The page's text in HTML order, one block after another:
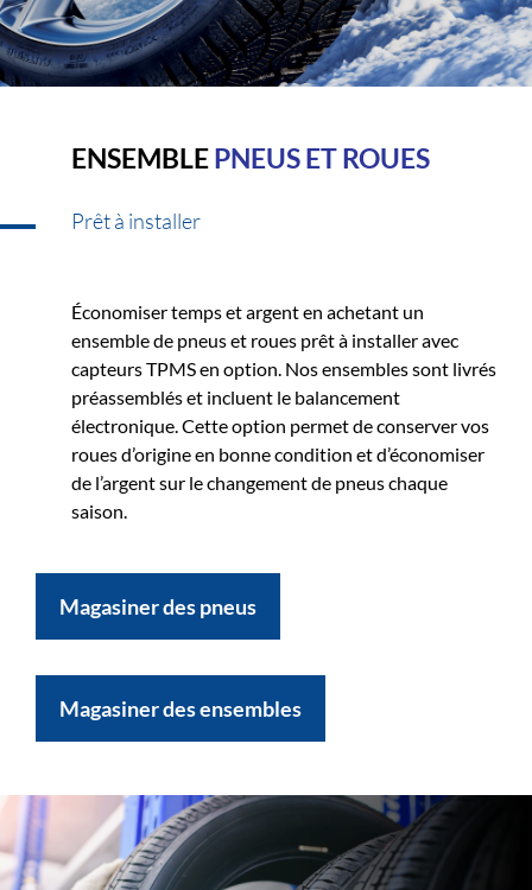
ENSEMBLEPNEUS ET ROUES
Prêt à installer
Économiser temps et argent en achetant un
ensemble de pneus et roues prêt à installer avec
capteurs TPMS en option. Nos ensembles sont livrés
préassemblés et incluent le balancement
électronique. Cette option permet de conserver vos
roues d’origine en bonne condition et d’économiser
de l’argent sur le changement de pneus chaque
saison.
Magasiner des pneus
Magasiner des ensembles